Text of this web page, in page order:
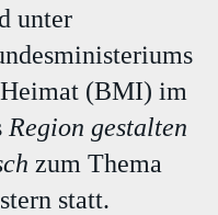
unter
(BMI) im
Region gestalten
zum Thema
statt.